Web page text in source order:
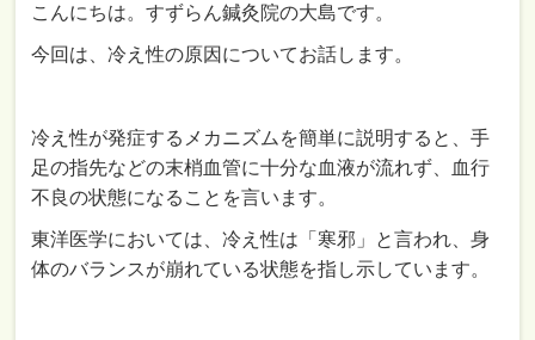
こんにちは。すずらん鍼灸院の大島です。
今回は、冷え性の原因についてお話します。
冷え性が発症するメカニズムを簡単に説明すると、手
足の指先などの末梢血管に十分な血液が流れず、血行
不良の状態になることを言います。
東洋医学においては、冷え性は「寒邪」と言われ、身
体のバランスが崩れている状態を指し示しています。